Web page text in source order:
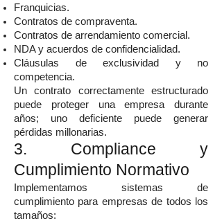
Franquicias.
Contratos de compraventa.
Contratos de arrendamiento comercial.
NDA y acuerdos de confidencialidad.
Cláusulas de exclusividad y no
competencia.
Un contrato correctamente estructurado
puede proteger una empresa durante
años; uno deficiente puede generar
pérdidas millonarias.
3. Compliance y
Cumplimiento Normativo
Implementamos sistemas de
cumplimiento para empresas de todos los
tamaños: